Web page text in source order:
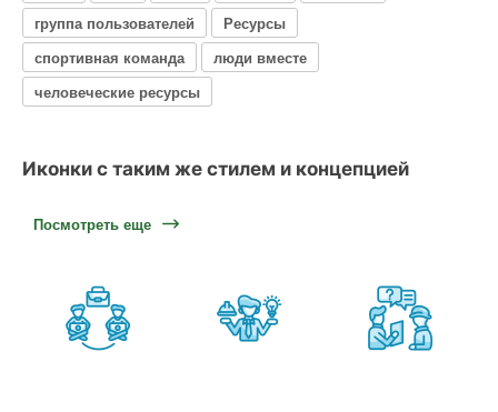
группа пользователей
Ресурсы
спортивная команда
люди вместе
человеческие ресурсы
Иконки с таким же стилем и концепцией
Посмотреть еще